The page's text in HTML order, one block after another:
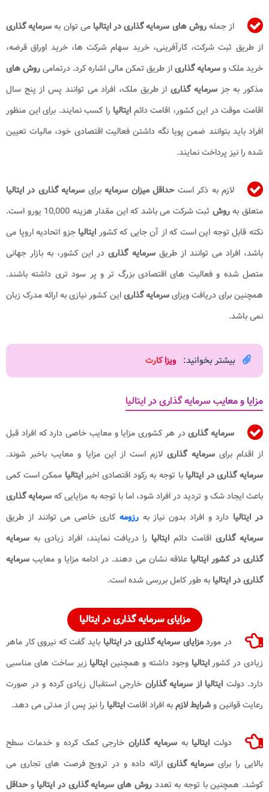
از جملهروش های سرمایه گذاری در ایتالیامی توان بهسرمایه گذاری
از طریق ثبت شرکت، کارآفرینی، خرید سهام شرکت ها، خرید اوراق قرضه،
خرید ملک وسرمایه گذاریاز طریق تمکن مالی اشاره کرد. درتمامیروش های
مذکور به جزسرمایه گذاری از طریق ملک، افراد می توانند پس از پنج سال
اقامت موقت در این کشور، اقامت دائم ایتالیا را کسب نمایند. برای این منظور
افراد باید بتوانند ضمن پویا نگه داشتن فعالیت اقتصادی خود، مالیات تعیین
شده را نیز پرداخت نمایند.
لازم به ذکر استحداقل میزان سرمایهبرای سرمایه گذاری در ایتالیا
متعلق بهروش
ثبت شرکت می باشد که این مقدار هزینه 10,000 یورو است.
نکته قابل توجه این است که از آن جایی که کشور ایتالیاجزو اتحادیه اروپا می
باشد، افراد می توانند از طریقسرمایه گذاریدر این کشور، به بازار جهانی
متصل شده و فعالیت های اقتصادی بزرگ تر و پر سود تری داشته باشند.
همچنین برای دریافت ویزایسرمایه گذاریاین کشور نیازی به ارائه مدرک زبان
نمی باشد.
بیشتر بخوانید: ویزا کارت
مزایا و معایب سرمایه گذاری در ایتالیا
سرمایه گذاریدر هر کشوری مزایا و معایب خاصی دارد که افراد قبل
از اقدام برایسرمایه گذاریلازم است از این مزایا و معایب باخبر شوند.
سرمایه گذاری در ایتالیا با توجه به رکود اقتصادی اخیرایتالیا ممکن است کمی
باعث ایجاد شک و تردید در افراد شود، اما با توجه به مزایایی کهسرمایه گذاری
در ایتالیا دارد و افراد بدون نیاز بهرزومه کاری خاصی می توانند از طریق
سرمایه گذاریاقامت دائم ایتالیا را دریافت نمایند، افراد زیادی به سرمایه
گذاری در کشور ایتالیا علاقه نشان می دهند. در ادامه مزایا و معایب سرمایه
گذاری در ایتالیا به طور کامل بررسی شده است.
مزایای سرمایه گذاری در ایتالیا
در موردمزایای سرمایه گذاری در ایتالیا باید گفت که نیروی کار ماهر
زیادی در کشورایتالیاوجود داشته و همچنین ایتالیا زیر ساخت های مناسبی
دارد. دولت ایتالیا از سرمایه گذاران خارجی استقبال زیادی کرده و در صورت
رعایت قوانین وشرایط لازمبه افراد اقامتایتالیا را نیز پس از مدتی می دهد.
دولت ایتالیابهسرمایه گذارانخارجی کمک کرده و خدمات سطح
بالایی را برای سرمایه گذاریارائه داده و در ترویج فرصت های تجاری می
کوشد. همچنین با توجه به تعددروش های سرمایه گذاری در ایتالیا​ وحداقل